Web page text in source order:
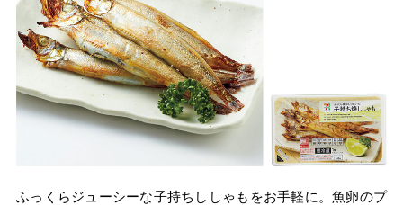
ふっくらジューシーな子持ちししゃもをお手軽に。魚卵のプ